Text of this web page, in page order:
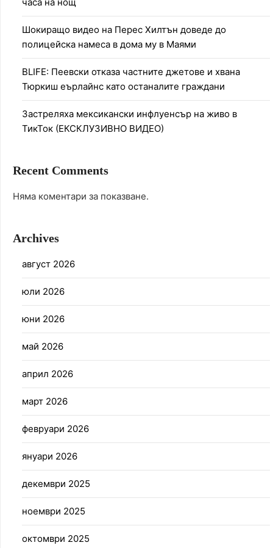
Шокиращо видео на Перес Хилтън доведе до
полицейска намеса в дома му в Маями
BLIFE: Пеевски отказа частните джетове и хвана
Тюркиш еърлайнс като останалите граждани
Застреляха мексикански инфлуенсър на живо в
ТикТок (ЕКСКЛУЗИВНО ВИДЕО)
Recent Comments
Няма коментари за показване.
Archives
август 2026
юли 2026
юни 2026
май 2026
април 2026
март 2026
февруари 2026
януари 2026
декември 2025
ноември 2025
октомври 2025